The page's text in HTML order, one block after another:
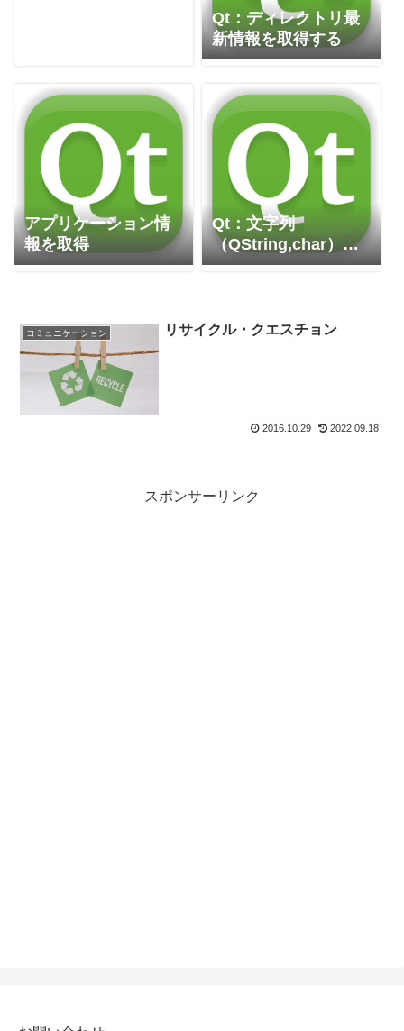
Qt：ディレクトリ最
新情報を取得する
アプリケーション情
報を取得
Qt：文字列
（QString,char）へ
の変換
コミュニケーション リサイクル・クエスチョン
2016.10.29 2022.09.18
スポンサーリンク